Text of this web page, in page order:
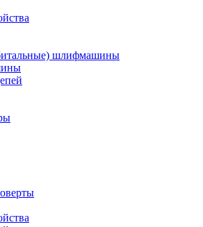
шлифмашины